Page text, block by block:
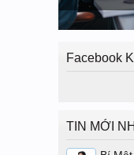
Facebook
TIN MỚI